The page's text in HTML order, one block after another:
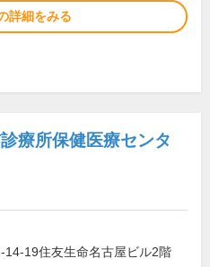
詳細をみる
療所保健医療センタ
19住友生命名古屋ビル2階